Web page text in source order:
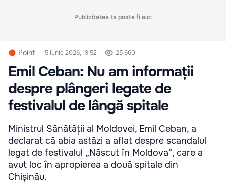
Publicitatea ta poate fi aici
Point 15 iunie 2026, 19:52 25 660
Emil Ceban: Nu am informații
despre plângeri legate de
festivalul de lângă spitale
Ministrul Sănătății al Moldovei, Emil Ceban, a
declarat că abia astăzi a aflat despre scandalul
legat de festivalul „Născut în Moldova”, care a
avut loc în apropierea a două spitale din
Chișinău.